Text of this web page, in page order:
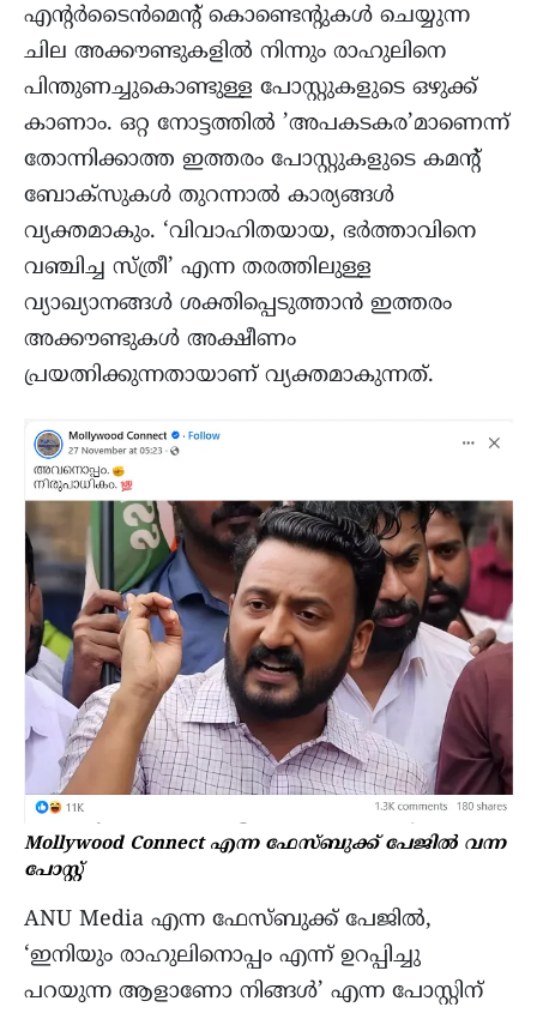
എന്റർടൈൻമെന്റ് കൊണ്ടെന്റുകൾ ചെയ്യുന്ന
ചില അക്കൗണ്ടുകളിൽ നിന്നും രാഹുലിനെ
പിന്തുണച്ചുകൊണ്ടുള്ള പോസ്റ്റുകളുടെ ഒഴുക്ക്
കാണാം. ഒറ്റ നോട്ടത്തിൽ ’അപകടകര’മാണെന്ന്
തോന്നിക്കാത്ത ഇത്തരം പോസ്റ്റുകളുടെ കമന്റ്‌
ബോക്സുകൾ തുറന്നാൽ കാര്യങ്ങൾ
വ്യക്തമാകും. ‘വിവാഹിതയായ, ഭർത്താവിനെ
വഞ്ചിച്ച സ്ത്രീ’ എന്ന തരത്തിലുള്ള
വ്യാഖ്യാനങ്ങൾ ശക്തിപ്പെടുത്താൻ ഇത്തരം
അക്കൗണ്ടുകൾ അക്ഷീണം
പ്രയത്നിക്കുന്നതായാണ് വ്യക്തമാകുന്നത്.
Mollywood Connect എന്ന ഫേസ്ബുക്ക് പേജിൽ വന്ന
പോസ്റ്റ്‌
ANU Media എന്ന ഫേസ്ബുക്ക് പേജിൽ,
‘ഇനിയും രാഹുലിനൊപ്പം എന്ന് ഉറപ്പിച്ചു
പറയുന്ന ആളാണോ നിങ്ങൾ’ എന്ന പോസ്റ്റിന്